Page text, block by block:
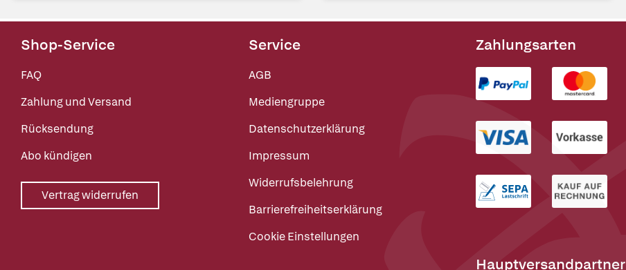
Shop-Service
FAQ
Zahlung und Versand
Rücksendung
Abo kündigen
Vertrag widerrufen
Service
AGB
Mediengruppe
Datenschutzerklärung
Impressum
Widerrufsbelehrung
Barrierefreiheitserklärung
Cookie Einstellungen
Zahlungsarten
Hauptversandpartner